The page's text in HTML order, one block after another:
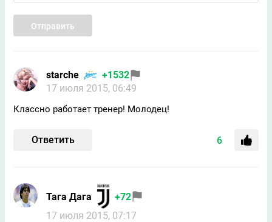
Отправить
starche
+1532
17 июля 2015, 06:49
Классно работает тренер! Молодец!
Ответить 6
Тага Дага
+72
17 июля 2015, 07:17